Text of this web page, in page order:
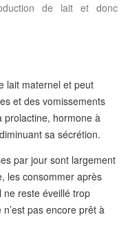
de lait et donc
lait maternel et peut
et des vomissements
prolactine, hormone à
sa sécrétion.
par jour sont largement
les consommer après
ne reste éveillé trop
pas encore prêt à